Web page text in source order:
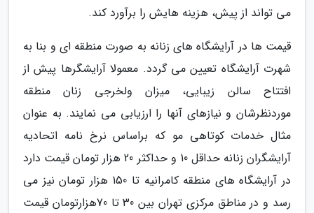
می تواند از پیش، هزینه هایش را برآورد کند.
قیمت ها در آرایشگاه های زنانه به صورت منطقه ای و بنا به
شهرت آرایشگاه تعیین می گردد. معمولا آرایشگرها پیش از
افتتاح سالن زیبایی، میزان ولخرجی زنان منطقه
موردنظرشان و نیازهای آنها را ارزیابی می نمایند. به عنوان
مثال خدمات کوتاهی مو که براساس نرخ نامه اتحادیه
آرایشگران زنانه حداقل 10 و حداکثر 20 هزار تومان قیمت دارد
در آرایشگاه های منطقه کامرانیه تا 150 هزار تومان نیز می
رسد و در مناطق مرکزی تهران بین 30 تا 70هزارتومان قیمت